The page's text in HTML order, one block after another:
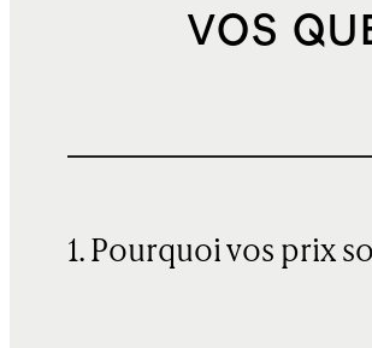
VOS
1. Pourquoi vos prix